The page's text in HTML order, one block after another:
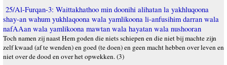
25/Al-Furqan-3: Waittakhathoo min doonihi alihatan la yakhluqoona
shay-an wahum yukhlaqoona wala yamlikoona li-anfusihim darran wala
nafAAan wala yamlikoona mawtan wala hayatan wala nushooran
Toch namen zij naast Hem goden die niets schiepen en die niet bij machte zijn
zelf kwaad (af te wenden) en goed (te doen) en geen macht hebben over leven en
niet over de dood en over het opwekken. (3)